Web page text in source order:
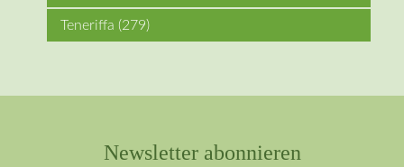
Teneriffa (279)
Newsletter abonnieren